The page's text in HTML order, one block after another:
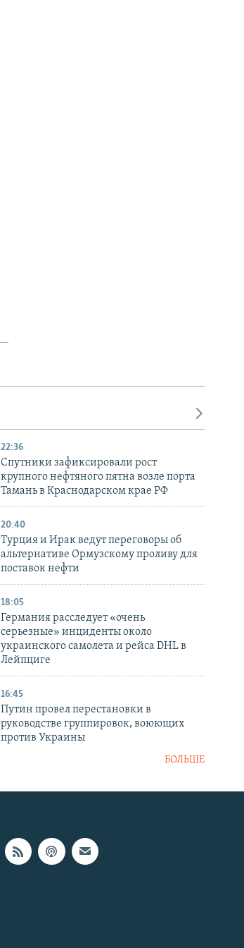
22:36
Спутники зафиксировали рост
крупного нефтяного пятна возле порта
Тамань в Краснодарском крае РФ
20:40
Турция и Ирак ведут переговоры об
альтернативе Ормузскому проливу для
поставок нефти
18:05
Германия расследует «очень
серьезные» инциденты около
украинского самолета и рейса DHL в
Лейпциге
16:45
Путин провел перестановки в
руководстве группировок, воюющих
против Украины
БОЛЬШЕ